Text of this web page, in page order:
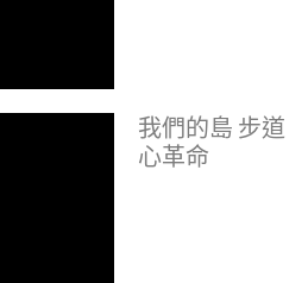
我們的島 步道
心革命